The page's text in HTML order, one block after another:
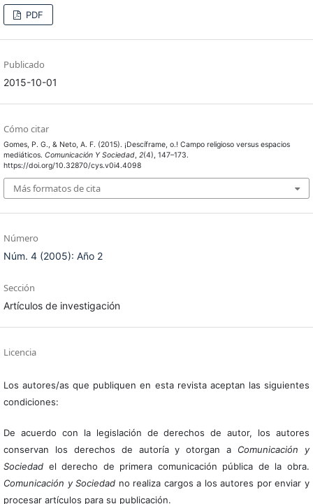
PDF
Publicado
2015-10-01
Cómo citar
Gomes, P. G., & Neto, A. F. (2015). ¡Descíframe, o.! Campo religioso versus espacios
mediáticos. Comunicación Y Sociedad, 2(4), 147–173.
https://doi.org/10.32870/cys.v0i4.4098
Más formatos de cita
Número
Núm. 4 (2005): Año 2
Sección
Artículos de investigación
Licencia
Los autores/as que publiquen en esta revista aceptan las siguientes
condiciones:
De acuerdo con la legislación de derechos de autor, los autores
conservan los derechos de autoría y otorgan a Comunicación y
Sociedadel derecho de primera comunicación pública de la obra.
Comunicación y Sociedad no realiza cargos a los autores por enviar y
procesar artículos para su publicación.